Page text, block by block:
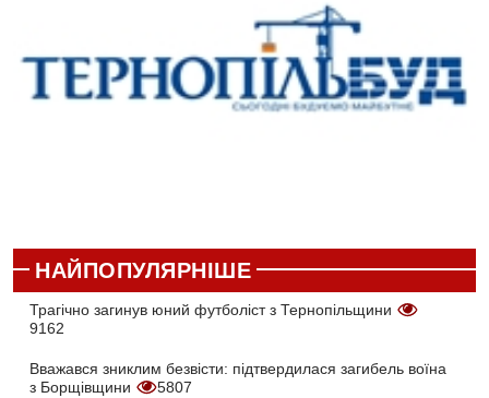
НАЙПОПУЛЯРНІШЕ
Трагічно загинув юний футболіст з Тернопільщини
9162
Вважався зниклим безвісти: підтвердилася загибель воїна
з Борщівщини
5807